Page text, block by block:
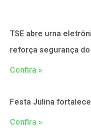
TSE abre urna
reforça segurança
Confira »
Festa Julina
Confira »